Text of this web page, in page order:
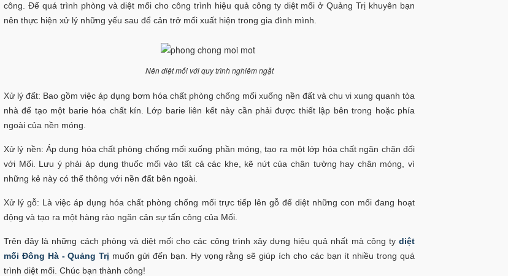
công. Để quá trình phòng và diệt mối cho công trình hiệu quả công ty diệt mối ở Quảng Trị khuyên bạn
nên thực hiện xử lý những yếu sau để cản trở mối xuất hiện trong gia đình mình.
Nên diệt mối với quy trình nghiêm ngặt
Xử lý đất: Bao gồm việc áp dụng bơm hóa chất phòng chống mối xuống nền đất và chu vi xung quanh tòa
nhà để tạo một barie hóa chất kín. Lớp barie liên kết này cần phải được thiết lập bên trong hoặc phía
ngoài của nền móng.
Xử lý nền: Áp dụng hóa chất phòng chống mối xuống phần móng, tạo ra một lớp hóa chất ngăn chặn đối
với Mối. Lưu ý phải áp dụng thuốc mối vào tất cả các khe, kẽ nứt của chân tường hay chân móng, vì
những kẻ này có thể thông với nền đất bên ngoài.
Xử lý gỗ: Là việc áp dụng hóa chất phòng chống mối trực tiếp lên gỗ để diệt những con mối đang hoạt
động và tạo ra một hàng rào ngăn cản sự tấn công của Mối.
Trên đây là những cách phòng và diệt mối cho các công trình xây dựng hiệu quả nhất mà công ty diệt
mối Đông Hà - Quảng Trị muốn gửi đến bạn. Hy vọng rằng sẽ giúp ích cho các bạn ít nhiều trong quá
trình diệt mối. Chúc bạn thành công!